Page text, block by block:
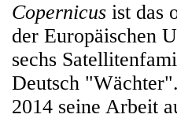
Copernicus ist das
der Europäischen
sechs
Deutsch
2014 seine Arbeit